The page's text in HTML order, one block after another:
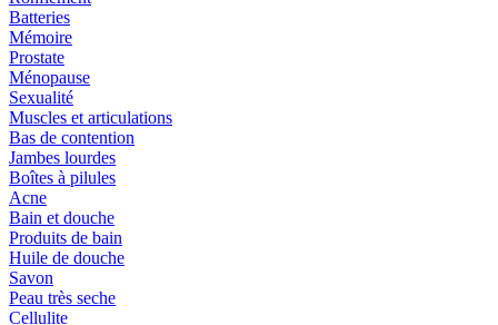
Batteries
Mémoire
Prostate
Ménopause
Sexualité
Muscles et articulations
Bas de contention
Jambes lourdes
Boîtes à pilules
Acne
Bain et douche
Produits de bain
Huile de douche
Savon
Peau très seche
Cellulite